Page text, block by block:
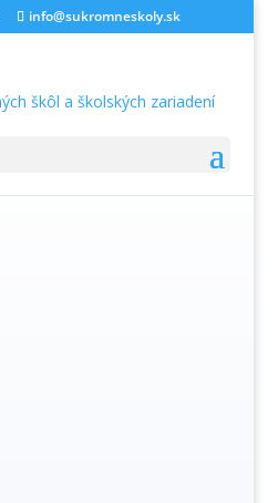
info@sukromneskoly.sk